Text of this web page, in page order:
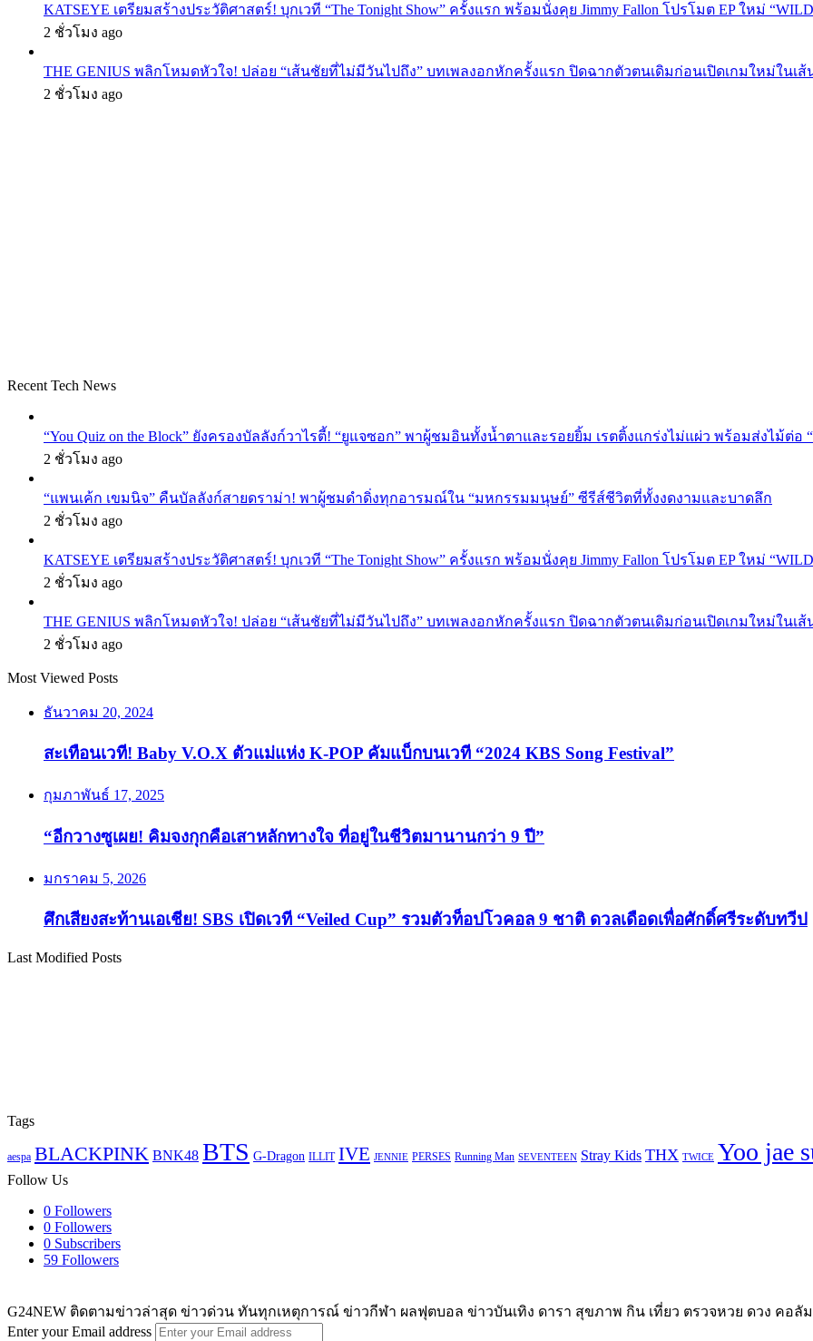
KATSEYE เตรียมสร้างประวัติศาสตร์! บุกเวที “The Tonight Show” ครั้งแรก พร้อมนั่งคุย Jimmy Fallon โปรโมต EP ใหม่
2 ชั่วโมง ago
THE GENIUS พลิกโหมดหัวใจ! ปล่อย “เส้นชัยที่ไม่มีวันไปถึง” บทเพลงอกหักครั้งแรก ปิดฉากตัวตนเดิมก่อนเปิดเกมใหม่ในเ
2 ชั่วโมง ago
THE GENIUS พลิกโหมดหัวใจ! ปล่อย “เส้นชัยที่ไม่มีวันไปถึง” บทเพลงอกหักครั้งแรก ปิดฉากตัวตนเดิมก่อนเปิดเกมใหม่ในเส้
Most Viewed Posts
ธันวาคม 20, 2024
สะเทือนเวที! Baby V.O.X ตัวแม่แห่ง K-POP คัมแบ็กบนเวที “2024 KBS Song Festival”
กุมภาพันธ์ 17, 2025
“อีกวางซูเผย! คิมจงกุกคือเสาหลักทางใจ ที่อยู่ในชีวิตมานานกว่า 9 ปี”
มกราคม 5, 2026
ศึกเสียงสะท้านเอเชีย! SBS เปิดเวที “Veiled Cup” รวมตัวท็อปโวคอล 9 ชาติ ดวลเดือดเพื่อศักดิ์ศรีระดับทวีป
Last Modified Posts
Tags
BLACKPINK BNK48 BTS G-Dragon ILLIT IVE JENNIE PERSES Running Man SEVENTEEN Stray Kids THX TWICE Yoo jae
© Copyright 2026, All Rights Reserved |
Facebook
X
Instagram
TikTok
Back to top button